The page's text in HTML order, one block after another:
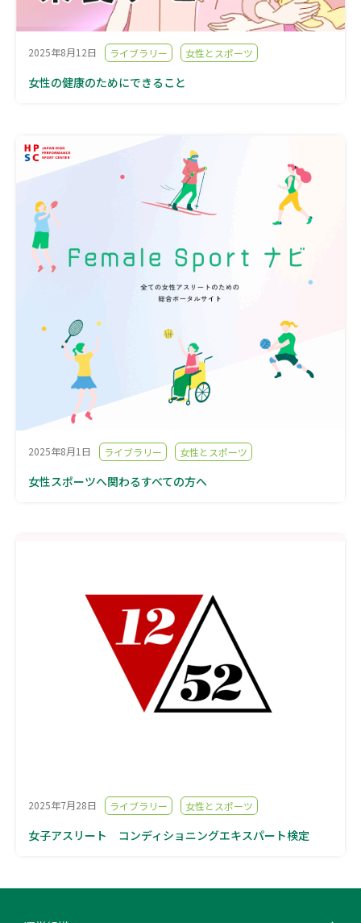
2025年8月12日 ライブラリー 女性とスポーツ
女性の健康のためにできること
2025年8月1日 ライブラリー 女性とスポーツ
女性スポーツへ関わるすべての方へ
2025年7月28日 ライブラリー 女性とスポーツ
女子アスリート コンディショニングエキスパート検定